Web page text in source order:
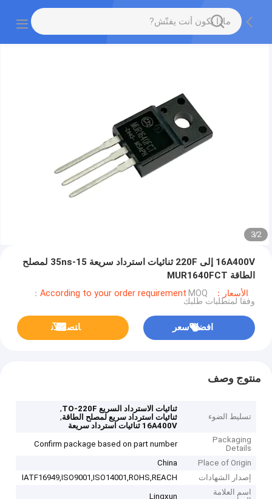
2
/
3
16A400V إلى 220F ثنائيات استرداد سريعة 15-35ns لمصلح
الطاقة MUR1640FCT
الأسعار：According to your order requirement MOQ：
وفقا لمتطلبات طلبك
افضل سعر ﺎﺘﺼﻟ ﺍﻶﻧ
منتوج وصف
تسليط الضوء
ثنائيات الاسترداد السريع TO-220F
,
ثنائيات استرداد سريع لمصلح الطاقة,
16A400V ثنائيات استرداد سريعة
Packaging
Details
Confirm package based on part number
Place of Origin
China
إصدار الشهادات
IATF16949,ISO9001,ISO14001,ROHS,REACH
اسم العلامة
Lingxun